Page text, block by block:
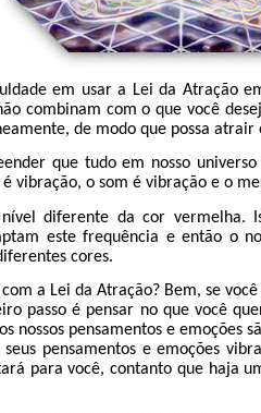
em usar a Lei da Atração
combinam com o que você
de modo que possa
que tudo em nosso
vibração, o som é vibração e o
diferente da cor vermelha.
este frequência e então o
cores.
a Lei da Atração? Bem, se
passo é pensar no que você
nossos pensamentos e emoções
pensamentos e emoções
para você, contanto que haja